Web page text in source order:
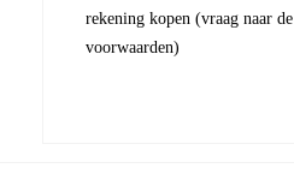
rekening kopen (vraag naar de
voorwaarden)